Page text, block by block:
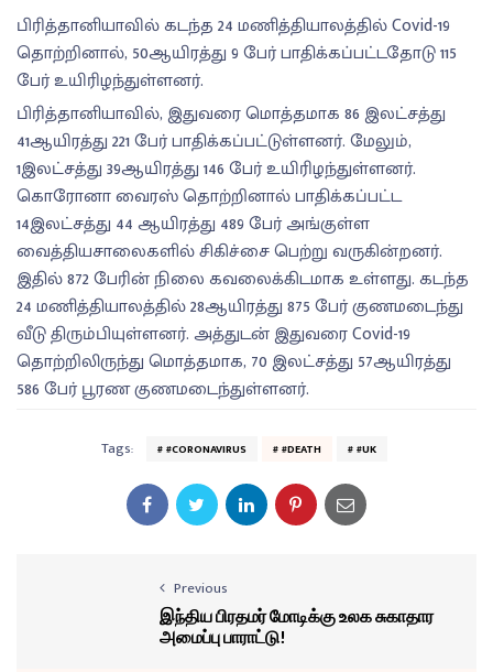
பிரித்தானியாவில் கடந்த 24 மணித்தியாலத்தில் Covid-19
தொற்றினால், 50ஆயிரத்து 9 பேர் பாதிக்கப்பட்டதோடு 115
பேர் உயிரிழந்துள்ளனர்.
பிரித்தானியாவில், இதுவரை மொத்தமாக 86 இலட்சத்து
41ஆயிரத்து 221 பேர் பாதிக்கப்பட்டுள்ளனர். மேலும்,
1இலட்சத்து 39ஆயிரத்து 146 பேர் உயிரிழந்துள்ளனர்.
கொரோனா வைரஸ் தொற்றினால் பாதிக்கப்பட்ட
14இலட்சத்து 44 ஆயிரத்து 489 பேர் அங்குள்ள
வைத்தியசாலைகளில் சிகிச்சை பெற்று வருகின்றனர்.
இதில் 872 பேரின் நிலை கவலைக்கிடமாக உள்ளது. கடந்த
24 மணித்தியாலத்தில் 28ஆயிரத்து 875 பேர் குணமடைந்து
வீடு திரும்பியுள்ளனர். அத்துடன் இதுவரை Covid-19
தொற்றிலிருந்து மொத்தமாக, 70 இலட்சத்து 57ஆயிரத்து
586 பேர் பூரண குணமடைந்துள்ளனர்.
Tags: #CORONAVIRUS #DEATH #UK
Previous
இந்திய பிரதமர் மோடிக்கு உலக சுகாதார
அமைப்பு பாராட்டு!